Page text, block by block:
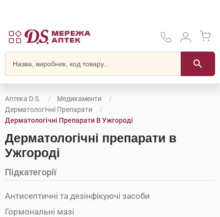
Аптека D.S.
Медикаменти
Дерматологічні Препарати
Дерматологічні Препарати В Ужгороді
Дерматологічні препарати в
Ужгороді
Підкатегорії
Антисептичні та дезінфікуючі засоби
Гормональні мазі